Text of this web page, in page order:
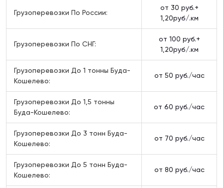
Грузоперевозки По России:
от 30 руб.+
1,20руб/.км
Грузоперевозки По СНГ:
от 100 руб.+
1,20руб/.км
Грузоперевозки До 1 тонны Буда-
Кошелево:
от 50 руб./час
Грузоперевозки До 1,5 тонны
Буда-Кошелево:
от 60 руб./час
Грузоперевозки До 3 тонн Буда-
Кошелево:
от 70 руб./час
Грузоперевозки До 5 тонн Буда-
Кошелево:
от 80 руб./час